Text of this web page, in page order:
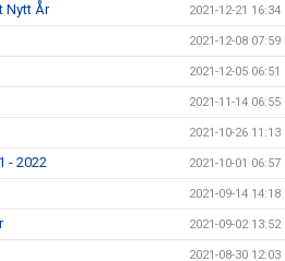
Nytt År 2021-12-21 16:34
2021-12-08 07:59
2021-12-05 06:51
2021-11-14 06:55
2021-10-26 11:13
- 2022 2021-10-01 06:57
2021-09-14 14:18
2021-09-02 13:52
2021-08-30 12:03